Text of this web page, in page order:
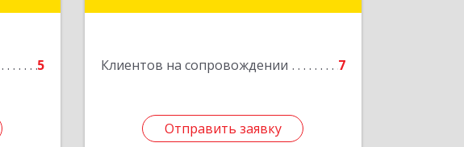
5 Клиентов на сопровождении 7
Отправить заявку
Подробнее
Отправить заявку